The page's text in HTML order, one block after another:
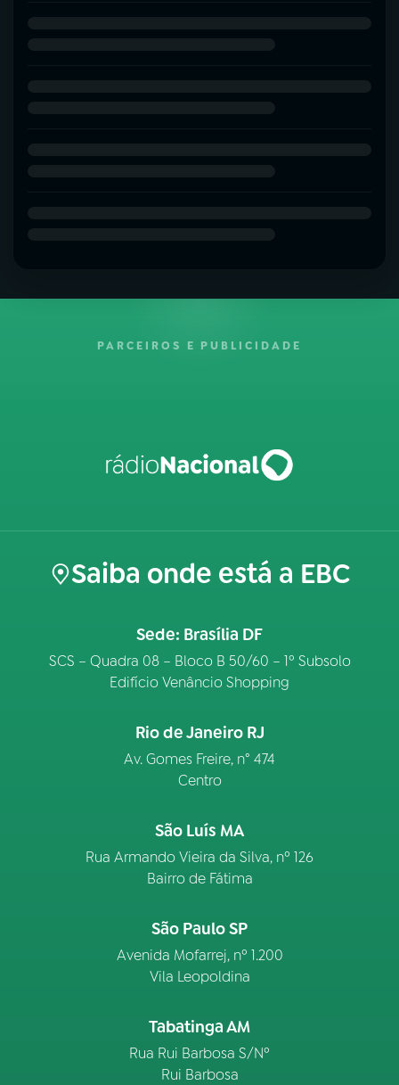
PARCEIROS E PUBLICIDADE
Saiba onde está a EBC
Sede: Brasília DF
SCS – Quadra 08 – Bloco B 50/60 – 1º Subsolo
Edifício Venâncio Shopping
Rio de Janeiro RJ
Av. Gomes Freire, n° 474
Centro
São Luís MA
Rua Armando Vieira da Silva, nº 126
Bairro de Fátima
São Paulo SP
Avenida Mofarrej, nº 1.200
Vila Leopoldina
Tabatinga AM
Rua Rui Barbosa S/Nº
Rui Barbosa